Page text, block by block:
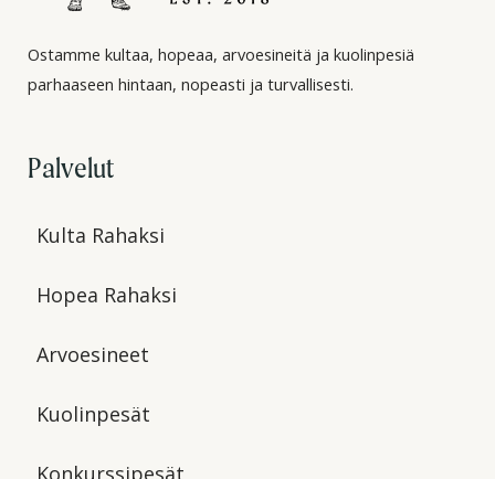
Ostamme kultaa, hopeaa, arvoesineitä ja kuolinpesiä
parhaaseen hintaan, nopeasti ja turvallisesti.
Palvelut
Kulta Rahaksi
Hopea Rahaksi
Arvoesineet
Kuolinpesät
Konkurssipesät